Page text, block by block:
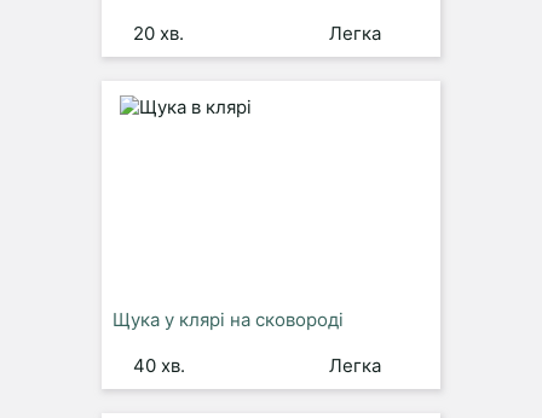
20 хв.
Легка
Щука у клярі на сковороді
40 хв.
Легка